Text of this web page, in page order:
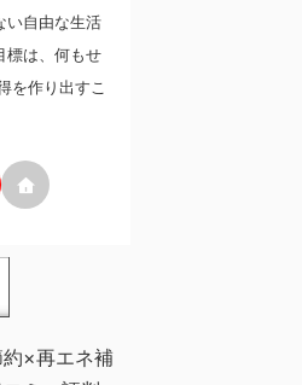
い自由な生活
標は、何もせ
を作り出すこ
×再エネ補